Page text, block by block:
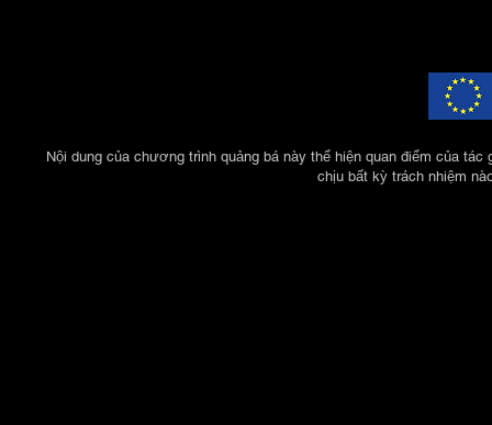
Nội dung của chương trình quảng bá này thể hiện quan điểm của
chịu bất kỳ trách nhiệm